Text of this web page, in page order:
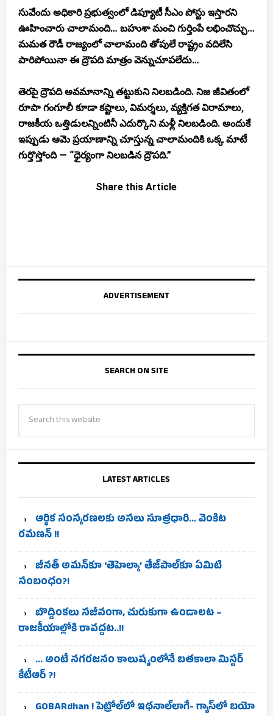
సువేందు అధికారి ప్రభుత్వంలో డిప్యూటీ సీఎం పోస్టు ఇస్తారని
ఊహించారు చాలామంది… బహుశా మంచి గుర్తింపే లభించొచ్చు…
మమత రౌడీ రాజ్యంలో చాలామంది తోపులే రాష్ట్రం వదిలేసి
పారిపోయినా ఈ ద్రౌపది మాత్రం వెన్నుచూపలేదు…
తెరపై ద్రౌపది అవమానాన్ని తట్టుకుని నిలబడింది. నిజ జీవితంలో
రూపా గంగూలీ కూడా కష్టాలు, విమర్శలు, వ్యక్తిగత విరామాలు,
రాజకీయ ఒత్తిడులన్నింటినీ ఎదుర్కొని మళ్లీ నిలబడింది. అందుకే
ఇప్పుడు ఆమె ప్రయాణాన్ని చూస్తున్న చాలామందికి ఒక్క మాటే
గుర్తొస్తోంది — “ధైర్యంగా నిలబడిన ద్రౌపది.”
Share this Article
ADVERTISEMENT
SEARCH ON SITE
LATEST ARTICLES
ఆర్థిక సంస్కరణలకు అసలు సూత్రధారి… వెంకిట
రమణన్ !!
జీనత్ అమన్‌కూ ‘తెహెల్కా’ తేజ్‌పాల్‌కూ ఏమిటి
సంబంధం?!
బొద్దింకలు సజీవంగా, చురుకుగా ఉండాలట –
రాజకీయాల్లోకి రావద్దట..!!
… అంటే నగరజనం కాలుష్యంలోనే బతకాలా మిస్టర్
కేటీఆర్ ?!
GOBARdhan ! పెట్రోల్‌లో ఇథనాల్‌లాగే- గ్యాస్‌లో బయో